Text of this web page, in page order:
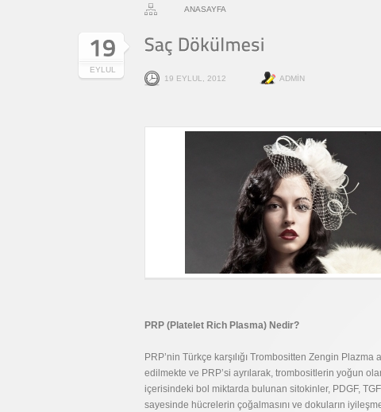
ANASAYFA
EYLUL
19 EYLUL, 2012
ADMIN
PRP (Platelet Rich Plasma) Nedir?
PRP’nin Türkçe karşılığı Trombositten Zengin
edilmekte ve PRP’si ayrılarak, trombositlerin yoğun
içerisindeki bol miktarda bulunan sitokinler, PDGF,
sayesinde hücrelerin çoğalmasını ve dokuların